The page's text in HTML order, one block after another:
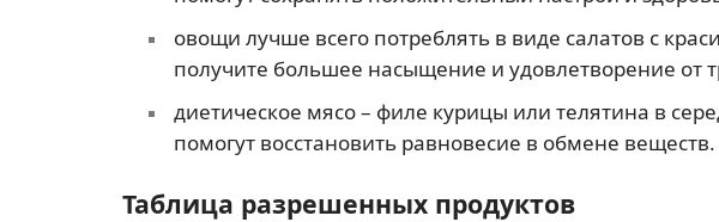
овощи лучше всего потреблять в виде салатов с
получите большее насыщение и удовлетворение от
диетическое мясо – филе курицы или телятина в
помогут восстановить равновесие в обмене веществ.
Таблица разрешенных продуктов